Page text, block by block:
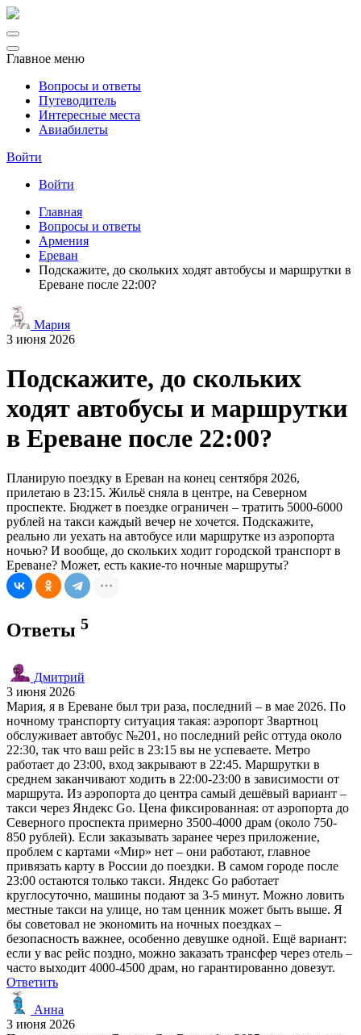
Главное меню
Вопросы и ответы
Путеводитель
Интересные места
Авиабилеты
Войти
Войти
Главная
Вопросы и ответы
Армения
Ереван
Подскажите, до скольких ходят автобусы и маршрутки в
Ереване после 22:00?
Мария
3 июня 2026
Подскажите, до скольких
ходят автобусы и маршрутки
в Ереване после 22:00?
Планирую поездку в Ереван на конец сентября 2026,
прилетаю в 23:15. Жильё сняла в центре, на Северном
проспекте. Бюджет в поездке ограничен – тратить 5000-6000
рублей на такси каждый вечер не хочется. Подскажите,
реально ли уехать на автобусе или маршрутке из аэропорта
ночью? И вообще, до скольких ходит городской транспорт в
Ереване? Может, есть какие-то ночные маршруты?
Ответы 5
Дмитрий
3 июня 2026
Мария, я в Ереване был три раза, последний – в мае 2026. По
ночному транспорту ситуация такая: аэропорт Звартноц
обслуживает автобус №201, но последний рейс оттуда около
22:30, так что ваш рейс в 23:15 вы не успеваете. Метро
работает до 23:00, вход закрывают в 22:45. Маршрутки в
среднем заканчивают ходить в 22:00-23:00 в зависимости от
маршрута. Из аэропорта до центра самый дешёвый вариант –
такси через Яндекс Go. Цена фиксированная: от аэропорта до
Северного проспекта примерно 3500-4000 драм (около 750-
850 рублей). Если заказывать заранее через приложение,
проблем с картами «Мир» нет – они работают, главное
привязать карту в России до поездки. В самом городе после
23:00 остаются только такси. Яндекс Go работает
круглосуточно, машины подают за 3-5 минут. Можно ловить
местные такси на улице, но там ценник может быть выше. Я
бы советовал не экономить на ночных поездках –
безопасность важнее, особенно девушке одной. Ещё вариант:
если у вас рейс поздно, можно заказать трансфер через отель –
часто выходит 4000-4500 драм, но гарантированно довезут.
Ответить
Анна
3 июня 2026